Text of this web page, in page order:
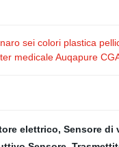
sei colori plastica
medicale Auqapure
elettrico, Sensore di